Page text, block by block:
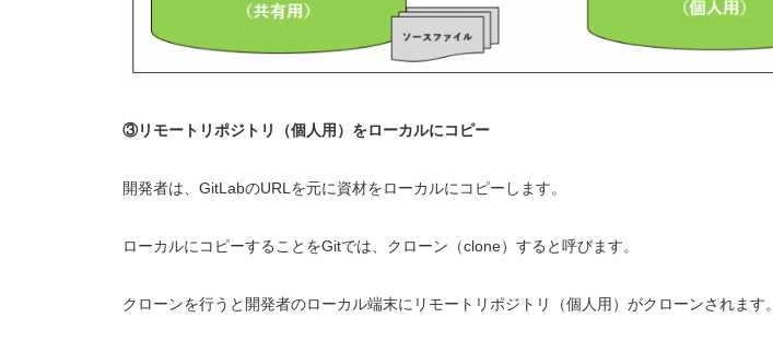
③リモートリポジトリ（個人用）をローカルにコピー
開発者は、GitLabのURLを元に資材をローカルにコピーします。
ローカルにコピーすることをGitでは、クローン（clone）すると呼びます。
クローンを行うと開発者のローカル端末にリモートリポジトリ（個人用）がクローンされます。